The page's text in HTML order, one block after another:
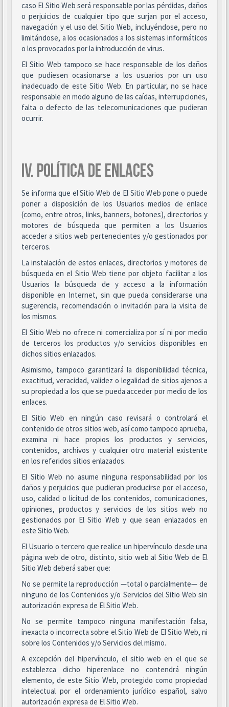
caso El Sitio Web será responsable por las pérdidas, daños
o perjuicios de cualquier tipo que surjan por el acceso,
navegación y el uso del Sitio Web, incluyéndose, pero no
limitándose, a los ocasionados a los sistemas informáticos
o los provocados por la introducción de virus.
El Sitio Web tampoco se hace responsable de los daños
que pudiesen ocasionarse a los usuarios por un uso
inadecuado de este Sitio Web. En particular, no se hace
responsable en modo alguno de las caídas, interrupciones,
falta o defecto de las telecomunicaciones que pudieran
ocurrir.
IV. POLÍTICA DE ENLACES
Se informa que el Sitio Web de El Sitio Web pone o puede
poner a disposición de los Usuarios medios de enlace
(como, entre otros, links, banners, botones), directorios y
motores de búsqueda que permiten a los Usuarios
acceder a sitios web pertenecientes y/o gestionados por
terceros.
La instalación de estos enlaces, directorios y motores de
búsqueda en el Sitio Web tiene por objeto facilitar a los
Usuarios la búsqueda de y acceso a la información
disponible en Internet, sin que pueda considerarse una
sugerencia, recomendación o invitación para la visita de
los mismos.
El Sitio Web no ofrece ni comercializa por sí ni por medio
de terceros los productos y/o servicios disponibles en
dichos sitios enlazados.
Asimismo, tampoco garantizará la disponibilidad técnica,
exactitud, veracidad, validez o legalidad de sitios ajenos a
su propiedad a los que se pueda acceder por medio de los
enlaces.
El Sitio Web en ningún caso revisará o controlará el
contenido de otros sitios web, así como tampoco aprueba,
examina ni hace propios los productos y servicios,
contenidos, archivos y cualquier otro material existente
en los referidos sitios enlazados.
El Sitio Web no asume ninguna responsabilidad por los
daños y perjuicios que pudieran producirse por el acceso,
uso, calidad o licitud de los contenidos, comunicaciones,
opiniones, productos y servicios de los sitios web no
gestionados por El Sitio Web y que sean enlazados en
este Sitio Web.
El Usuario o tercero que realice un hipervínculo desde una
página web de otro, distinto, sitio web al Sitio Web de El
Sitio Web deberá saber que:
No se permite la reproducción —total o parcialmente— de
ninguno de los Contenidos y/o Servicios del Sitio Web sin
autorización expresa de El Sitio Web.
No se permite tampoco ninguna manifestación falsa,
inexacta o incorrecta sobre el Sitio Web de El Sitio Web, ni
sobre los Contenidos y/o Servicios del mismo.
A excepción del hipervínculo, el sitio web en el que se
establezca dicho hiperenlace no contendrá ningún
elemento, de este Sitio Web, protegido como propiedad
intelectual por el ordenamiento jurídico español, salvo
autorización expresa de El Sitio Web.